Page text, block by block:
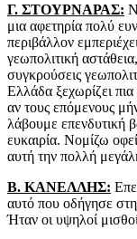
Γ. ΣΤΟΥΡΝΑΡΑΣ:
μια αφετηρία πολύ
περιβάλλον
γεωπολιτική
συγκρούσεις
Ελλάδα ξεχωρίζει
αν τους επόμενους
λάβουμε επενδυτική
ευκαιρία. Νομίζω
αυτή την πολλή
Β. ΚΑΝΕΛΛΗΣ:
αυτό που οδήγησε
Ήταν οι υψηλοί